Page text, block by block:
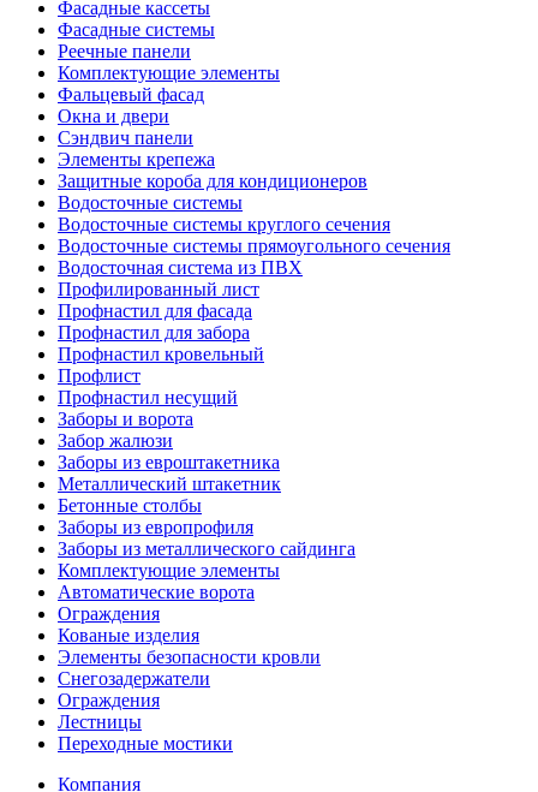
Фасадные кассеты
Фасадные системы
Реечные панели
Комплектующие элементы
Фальцевый фасад
Окна и двери
Сэндвич панели
Элементы крепежа
Защитные короба для кондиционеров
Водосточные системы
Водосточные системы круглого сечения
Водосточные системы прямоугольного сечения
Водосточная система из ПВХ
Профилированный лист
Профнастил для фасада
Профнастил для забора
Профнастил кровельный
Профлист
Профнастил несущий
Заборы и ворота
Забор жалюзи
Заборы из евроштакетника
Металлический штакетник
Бетонные столбы
Заборы из европрофиля
Заборы из металлического сайдинга
Комплектующие элементы
Автоматические ворота
Ограждения
Кованые изделия
Элементы безопасности кровли
Снегозадержатели
Ограждения
Лестницы
Переходные мостики
Компания